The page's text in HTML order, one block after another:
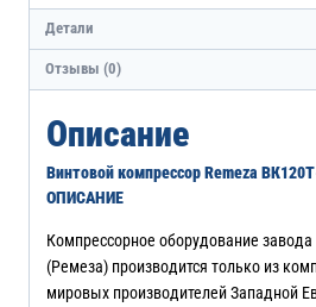
Детали
Отзывы (0)
Описание
Винтовой компрессор Remeza
ОПИСАНИЕ
Компрессорное оборудование завода
(Ремеза) производится только из
мировых производителей Западной